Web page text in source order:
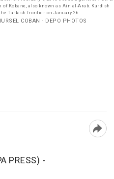
Kobane, also known as Ain al-Arab. Kurdish
Turkish frontier on January 26
COBAN - DEPO PHOTOS
PRESS) -